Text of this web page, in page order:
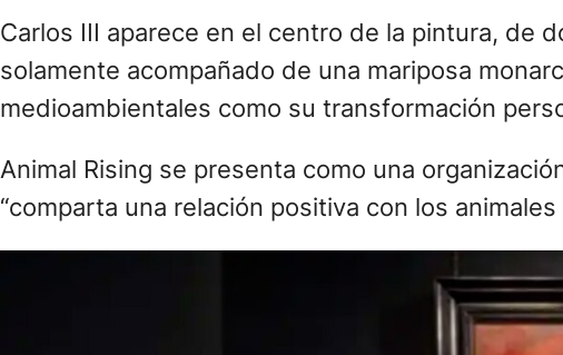
Carlos III aparece en el centro de la pintura, de
solamente acompañado de una mariposa
medioambientales como su transformación
Animal Rising se presenta como una
“comparta una relación positiva con los animales